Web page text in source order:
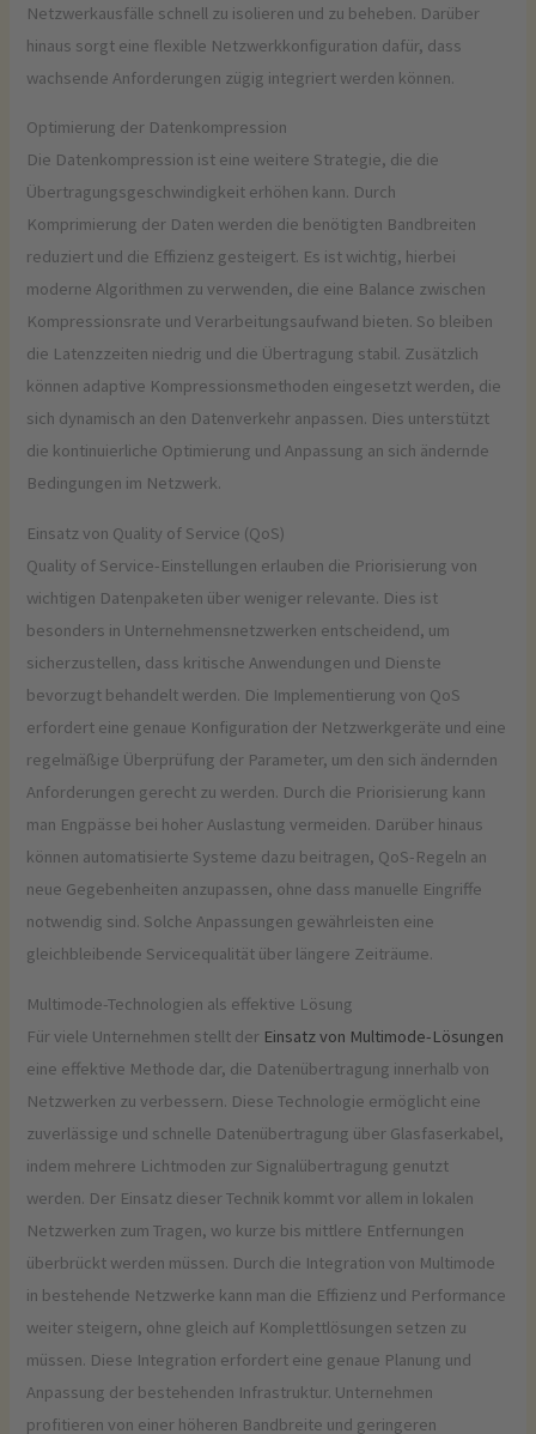
Netzwerkausfälle schnell zu isolieren und zu beheben. Darüber
hinaus sorgt eine flexible Netzwerkkonfiguration dafür, dass
wachsende Anforderungen zügig integriert werden können.
Optimierung der Datenkompression
Die Datenkompression ist eine weitere Strategie, die die
Übertragungsgeschwindigkeit erhöhen kann. Durch
Komprimierung der Daten werden die benötigten Bandbreiten
reduziert und die Effizienz gesteigert. Es ist wichtig, hierbei
moderne Algorithmen zu verwenden, die eine Balance zwischen
Kompressionsrate und Verarbeitungsaufwand bieten. So bleiben
die Latenzzeiten niedrig und die Übertragung stabil. Zusätzlich
können adaptive Kompressionsmethoden eingesetzt werden, die
sich dynamisch an den Datenverkehr anpassen. Dies unterstützt
die kontinuierliche Optimierung und Anpassung an sich ändernde
Bedingungen im Netzwerk.
Einsatz von Quality of Service (QoS)
Quality of Service-Einstellungen erlauben die Priorisierung von
wichtigen Datenpaketen über weniger relevante. Dies ist
besonders in Unternehmensnetzwerken entscheidend, um
sicherzustellen, dass kritische Anwendungen und Dienste
bevorzugt behandelt werden. Die Implementierung von QoS
erfordert eine genaue Konfiguration der Netzwerkgeräte und eine
regelmäßige Überprüfung der Parameter, um den sich ändernden
Anforderungen gerecht zu werden. Durch die Priorisierung kann
man Engpässe bei hoher Auslastung vermeiden. Darüber hinaus
können automatisierte Systeme dazu beitragen, QoS-Regeln an
neue Gegebenheiten anzupassen, ohne dass manuelle Eingriffe
notwendig sind. Solche Anpassungen gewährleisten eine
gleichbleibende Servicequalität über längere Zeiträume.
Multimode-Technologien als effektive Lösung
Für viele Unternehmen stellt der Einsatz von Multimode-Lösungen
eine effektive Methode dar, die Datenübertragung innerhalb von
Netzwerken zu verbessern. Diese Technologie ermöglicht eine
zuverlässige und schnelle Datenübertragung über Glasfaserkabel,
indem mehrere Lichtmoden zur Signalübertragung genutzt
werden. Der Einsatz dieser Technik kommt vor allem in lokalen
Netzwerken zum Tragen, wo kurze bis mittlere Entfernungen
überbrückt werden müssen. Durch die Integration von Multimode
in bestehende Netzwerke kann man die Effizienz und Performance
weiter steigern, ohne gleich auf Komplettlösungen setzen zu
müssen. Diese Integration erfordert eine genaue Planung und
Anpassung der bestehenden Infrastruktur. Unternehmen
profitieren von einer höheren Bandbreite und geringeren